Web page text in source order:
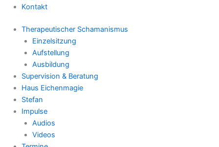
Kontakt
Therapeutischer Schamanismus
Einzelsitzung
Aufstellung
Ausbildung
Supervision & Beratung
Haus Eichenmagie
Stefan
Impulse
Audios
Videos